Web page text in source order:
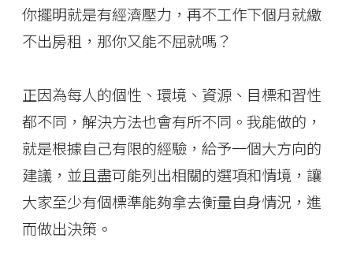
你擺明就是有經濟壓力，再不工作下個月就繳
不出房租，那你又能不屈就嗎？
正因為每人的個性、環境、資源、目標和習性
都不同，解決方法也會有所不同。我能做的，
就是根據自己有限的經驗，給予一個大方向的
建議，並且盡可能列出相關的選項和情境，讓
大家至少有個標準能夠拿去衡量自身情況，進
而做出決策。